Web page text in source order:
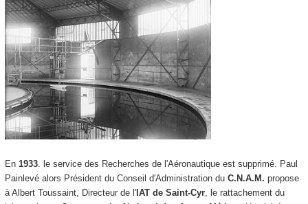
En 1933. le service des Recherches de l'Aéronautique est supprimé. Paul
Painlevé alors Président du Conseil d'Administration du C.N.A.M. propose
à Albert Toussaint, Directeur de l'IAT de Saint-Cyr, le rattachement du